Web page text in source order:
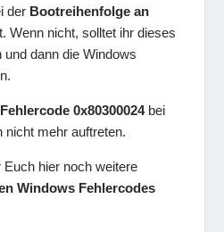
der Bootreihenfolge an
Wenn nicht, solltet ihr dieses
dann die Windows
Fehlercode 0x80300024bei
nicht mehr auftreten.
hier noch weitere
Windows Fehlercodes